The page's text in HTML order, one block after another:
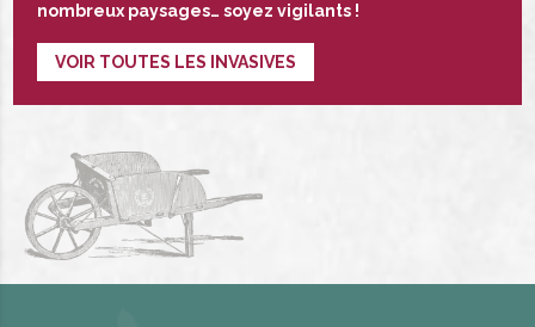
nombreux paysages… soyez vigilants !
VOIR TOUTES LES INVASIVES